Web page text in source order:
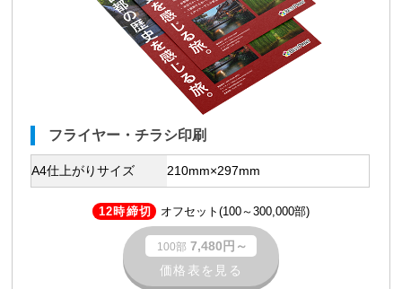
フライヤー・チラシ印刷
A4仕上がりサイズ 210mm×297mm
12時締切 オフセット(100～300,000部)
100部 7,480円～
価格表を見る